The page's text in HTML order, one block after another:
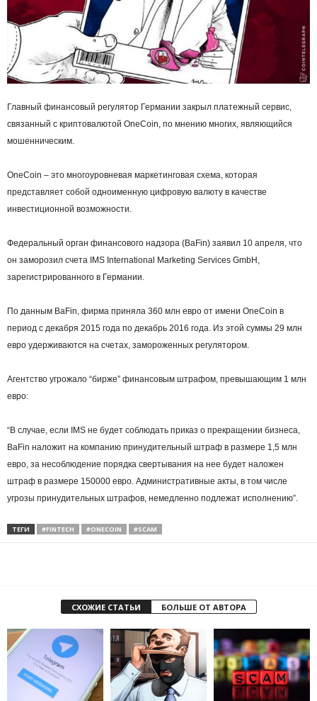
Главный финансовый регулятор Германии закрыл платежный сервис,
связанный с криптовалютой OneCoin, по мнению многих, являющийся
мошенническим.
OneCoin – это многоуровневая маркетинговая схема, которая
представляет собой одноименную цифровую валюту в качестве
инвестиционной возможности.
Федеральный орган финансового надзора (BaFin) заявил 10 апреля, что
он заморозил счета IMS International Marketing Services GmbH,
зарегистрированного в Германии.
По данным BaFin, фирма приняла 360 млн евро от имени OneCoin в
период с декабря 2015 года по декабрь 2016 года. Из этой суммы 29 млн
евро удерживаются на счетах, замороженных регулятором.
Агентство угрожало “бирже” финансовым штрафом, превышающим 1 млн
евро:
“В случае, если IMS не будет соблюдать приказ о прекращении бизнеса,
BaFin наложит на компанию принудительный штраф в размере 1,5 млн
евро, за несоблюдение порядка свертывания на нее будет наложен
штраф в размере 150000 евро. Административные акты, в том числе
угрозы принудительных штрафов, немедленно подлежат исполнению”.
ТЕГИ #FINTECH #ONECOIN #SCAM
СХОЖИЕ СТАТЬИ БОЛЬШЕ ОТ АВТОРА